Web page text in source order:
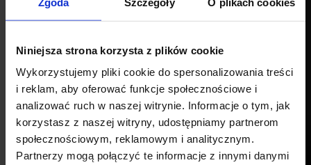
Niniejsza strona korzysta z plików cookie
Wykorzystujemy pliki cookie do spersonalizowania treści
i reklam, aby oferować funkcje społecznościowe i
analizować ruch w naszej witrynie. Informacje o tym, jak
korzystasz z naszej witryny, udostępniamy partnerom
społecznościowym, reklamowym i analitycznym.
Partnerzy mogą połączyć te informacje z innymi danymi